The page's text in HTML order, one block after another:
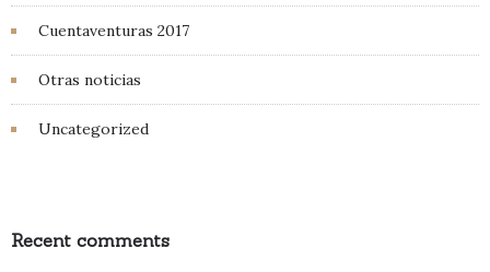
Cuentaventuras 2017
Otras noticias
Uncategorized
Recent comments